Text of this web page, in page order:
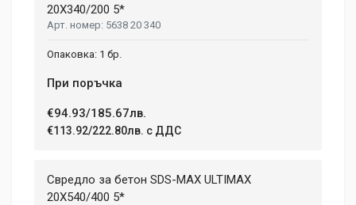
20X340/200 5*
5638 20 340
1 бр.
При поръчка
€94.93/185.67лв.
€113.92/222.80лв. с ДДС
Свредло за бетон SDS-MAX ULTIMAX
20X540/400 5*